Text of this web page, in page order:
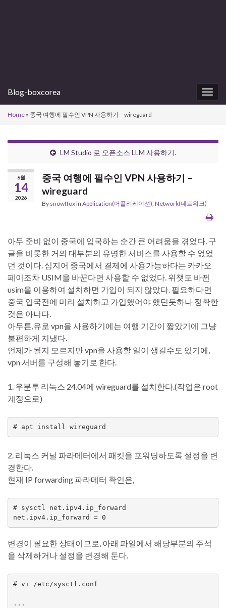
Blog-boxcorea
Home » 중국 여행에 필수인 VPN 사용하기 – wireguard
LM Studio 로 오픈소스 LLM 사용하기.
6월
14
2026
중국 여행에 필수인 VPN 사용하기 –
wireguard
By snowffoxin Application(어플리케이션) Network(네트워크)
아무 준비 없이 중국에 입국하는 순간 큰 어려움을 겪었다. 구
글을 비롯한 거의 대부분의 유명한 서비스를 사용할 수 없었
던 것이다. 심지어 중국에서 결제에 사용가능하다는 카카오
페이조차 USIM을 바꾼다면 사용할 수 없었다. 위챗도 바뀐
usim을 이용하여 설치하면 가입이 되지 않았다. 필요하다면
중국 입국전에 미리 설치하고 가입했어야 했던듯하나 정확한
것은 아니다.
아무튼,유로 vpn을 사용하기에는 여행 기간이 짧았기에 그냥
불편하게 지냈다.
언제가 될지 모르지만 vpn을 사용할 일이 생길수도 있기에,
vpn 서버를 구성해 놓기로 한다.
1. 우분투 리눅스 24.04에 wireguard를 설치한다.(작업은 root
계정으로)
# apt install wireguard
2. 리눅스 커널 파라메터에서 패킷을 포워딩하도록 설정을 변
경한다.
현재 IP forwarding 파라메터 확인은,
# sysctl net.ipv4.ip_forward
net.ipv4.ip_forward = 0
변경이 필요한 상태이므로, 아래 파일에서 해당부분의 주석
을 삭제하거나 설정을 변경해 둔다.
# vi /etc/sysctl.conf
...